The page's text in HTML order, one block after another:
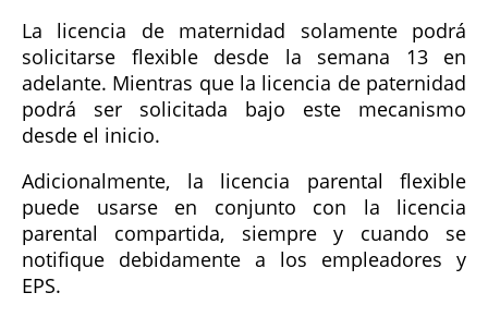
La licencia de maternidad solamente podrá
solicitarse flexible desde la semana 13 en
adelante. Mientras que la licencia de paternidad
podrá ser solicitada bajo este mecanismo
desde el inicio.
Adicionalmente, la licencia parental flexible
puede usarse en conjunto con la licencia
parental compartida, siempre y cuando se
notifique debidamente a los empleadores y
EPS.